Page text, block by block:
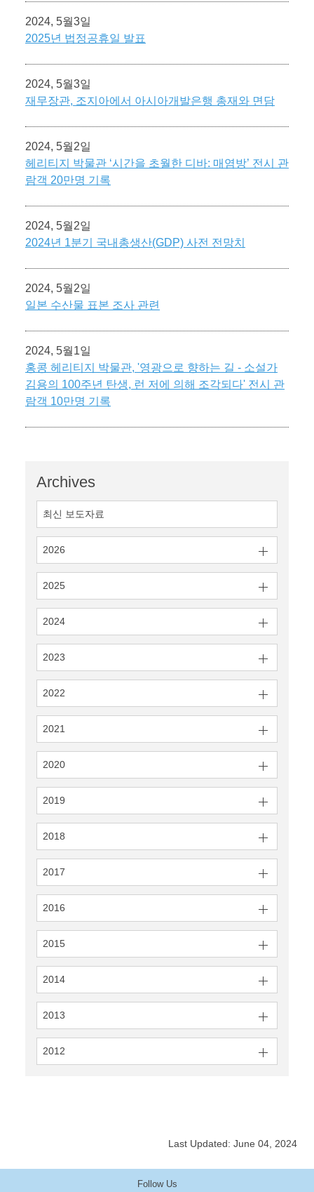
Archives
최신 보도자료
2026
2025
2024
2023
2022
2021
2020
2019
2018
2017
2016
2015
2014
2013
2012
2024, 5월3일
2025년 법정공휴일 발표
2024, 5월3일
재무장관, 조지아에서 아시아개발은행 총재와 면담
2024, 5월2일
헤리티지 박물관 ‘시간을 초월한 디바: 매염방’ 전시 관
람객 20만명 기록
2024, 5월2일
2024년 1분기 국내총생산(GDP) 사전 전망치
2024, 5월2일
일본 수산물 표본 조사 관련
2024, 5월1일
홍콩 헤리티지 박물관, '영광으로 향하는 길 - 소설가
김용의 100주년 탄생, 런 저에 의해 조각되다' 전시 관
람객 10만명 기록
Last Updated: June 04, 2024
Follow Us